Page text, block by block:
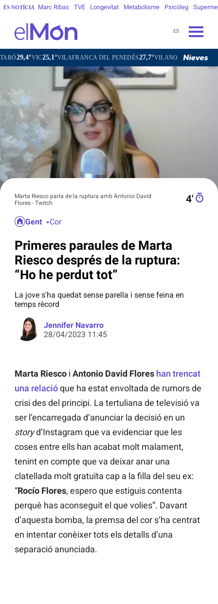
ÉS NOTÍCIA Marc Ribas TVE Longevitat Metabolisme Psicòleg
ES
VILAFRANCA DEL PENEDÈS27,7°VILANOVA I LA GELTRÚ28,9°LA SEU
Marta Riesco parla de la ruptura amb Antonio David
Flores - Twitch
4′
Gent Cor
Primeres paraules de Marta
Riesco després de la ruptura:
“Ho he perdut tot”
La jove s'ha quedat sense parella i sense feina en
temps rècord
Jennifer Navarro
28/04/2023 11:45
Marta Riesco i Antonio David Flores han trencat
una relacióque ha estat envoltada de rumors de
crisi des del principi. La tertuliana de televisió va
ser l’encarregada d’anunciar la decisió en un
storyd’Instagram que va evidenciar que les
coses entre ells han acabat molt malament,
tenint en compte que va deixar anar una
clatellada molt gratuïta cap a la filla del seu ex:
“Rocío Flores, espero que estiguis contenta
perquè has aconseguit el que volies”. Davant
d’aquesta bomba, la premsa del cor s’ha centrat
en intentar conèixer tots els detalls d’una
separació anunciada.